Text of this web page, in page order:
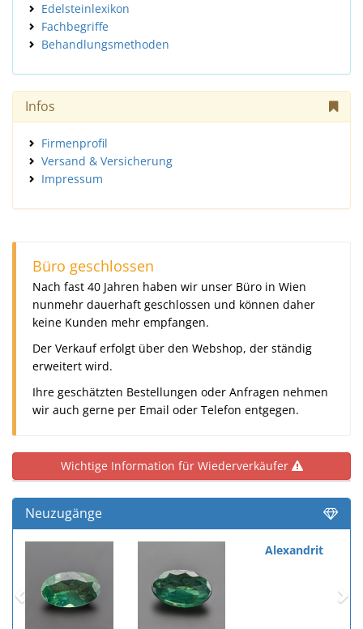
Edelsteinlexikon
Fachbegriffe
Behandlungsmethoden
Infos
Firmenprofil
Versand & Versicherung
Impressum
Büro geschlossen
Nach fast 40 Jahren haben wir unser Büro in Wien
nunmehr dauerhaft geschlossen und können daher
keine Kunden mehr empfangen.
Der Verkauf erfolgt über den Webshop, der ständig
erweitert wird.
Ihre geschätzten Bestellungen oder Anfragen nehmen
wir auch gerne per Email oder Telefon entgegen.
Wichtige Information für Wiederverkäufer
Neuzugänge
Alexandrit